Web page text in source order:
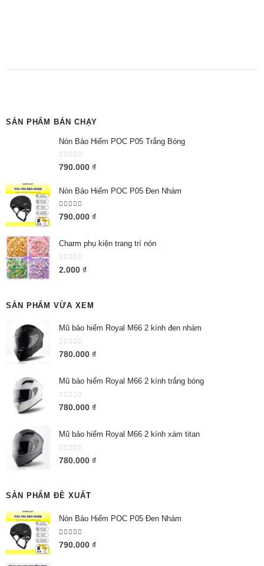
SẢN PHẨM BÁN CHẠY
Nón Bảo Hiểm POC P05 Trắng Bóng
0out of 5
790.000 ₫
Nón Bảo Hiểm POC P05 Đen Nhám
5.00 out of 5
790.000 ₫
Charm phụ kiện trang trí nón
0 out of 5
2.000 ₫
SẢN PHẨM VỪA XEM
Mũ bảo hiểm Royal M66 2 kính đen nhám
0out of 5
780.000 ₫
Mũ bảo hiểm Royal M66 2 kính trắng bóng
0out of 5
780.000 ₫
Mũ bảo hiểm Royal M66 2 kính xám titan
0out of 5
780.000 ₫
SẢN PHẨM ĐỀ XUẤT
Nón Bảo Hiểm POC P05 Đen Nhám
5.00 out of 5
790.000 ₫